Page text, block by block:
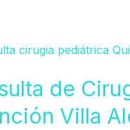
de
Villa